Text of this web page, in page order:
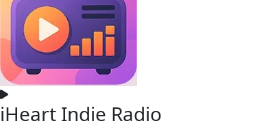
iHeart Indie Radio